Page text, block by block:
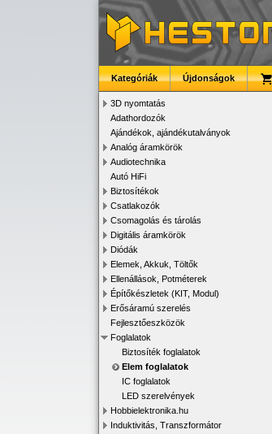
Kategóriák Újdonságok
3D nyomtatás
Adathordozók
Ajándékok, ajándékutalványok
Analóg áramkörök
Audiotechnika
Autó HiFi
Biztosítékok
Csatlakozók
Csomagolás és tárolás
Digitális áramkörök
Diódák
Elemek, Akkuk, Töltők
Ellenállások, Potméterek
Építőkészletek (KIT, Modul)
Erősáramú szerelés
Fejlesztőeszközök
Foglalatok
Biztosíték foglalatok
Elem foglalatok
IC foglalatok
LED szerelvények
Hobbielektronika.hu
Induktivitás, Transzformátor